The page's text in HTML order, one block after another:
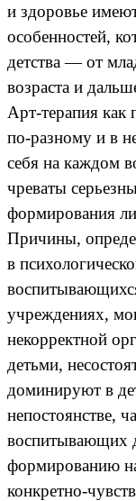
и здоровье
особенностей,
детства — от
возраста и
Арт-терапия как
по-разному и в
себя на каждом
чреваты
формирования
Причины,
в
учреждениях,
некорректной
детьми,
доминируют в
непостоянстве,
воспитывающих
формированию
конкретно-